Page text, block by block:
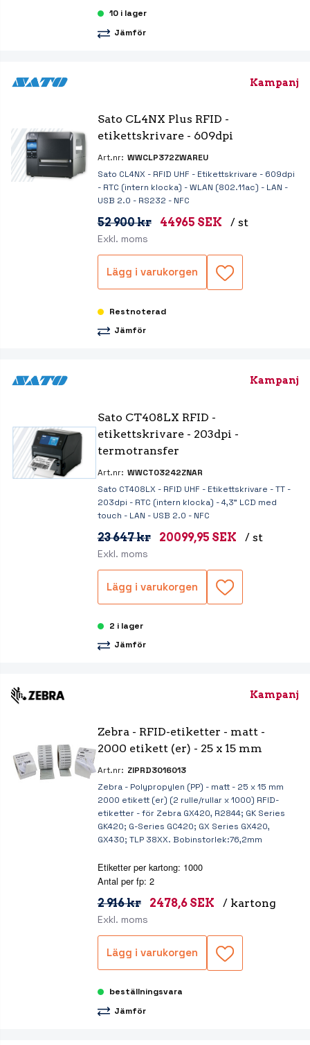
10 i lager
Jämför
Kampanj
Sato CL4NX Plus RFID -
etikettskrivare - 609dpi
Art.nr: WWCLP372ZWAREU
Sato CL4NX - RFID UHF - Etikettskrivare - 609dpi
- RTC (intern klocka) - WLAN (802.11ac) - LAN -
USB 2.0 - RS232 - NFC
52 900 kr 44965 SEK / st
Exkl. moms
Lägg i varukorgen
Restnoterad
Jämför
Kampanj
Sato CT408LX RFID -
etikettskrivare - 203dpi -
termotransfer
Art.nr: WWCT03242ZNAR
Sato CT408LX - RFID UHF - Etikettskrivare - TT -
203dpi - RTC (intern klocka) - 4,3" LCD med
touch - LAN - USB 2.0 - NFC
23 647 kr 20099,95 SEK / st
Exkl. moms
Lägg i varukorgen
2 i lager
Jämför
Kampanj
Zebra - RFID-etiketter - matt -
2000 etikett (er) - 25 x 15 mm
Art.nr: ZIPRD3016013
Zebra - Polypropylen (PP) - matt - 25 x 15 mm
2000 etikett (er) (2 rulle/rullar x 1000) RFID-
etiketter - för Zebra GX420, R2844; GK Series
GK420; G-Series GC420; GX Series GX420,
GX430; TLP 38XX. Bobinstorlek:76,2mm
Etiketter per kartong: 1000
Antal per fp: 2
2 916 kr
2478,6 SEK / kartong
Exkl. moms
Lägg i varukorgen
beställningsvara
Jämför